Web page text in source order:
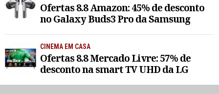
Ofertas 8.8 Amazon: 45% de desconto
no Galaxy Buds3 Pro da Samsung
CINEMA EM CASA
Ofertas 8.8 Mercado Livre: 57% de
desconto na smart TV UHD da LG